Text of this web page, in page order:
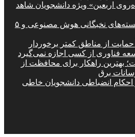
اربعین» ویژه دانشجویان شاهد
سرمایه‌گذاری روی هسته‌های نخبگانی هوش مصنوعی و ۵
از مناطق کمتر برخوردار
فناوری از کسی اجازه نمی‌گیرد
بهترین راهکار برای محافظت از
برق
انضباطی دانشجویان خاطی